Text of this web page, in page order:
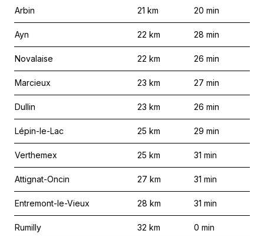
Arbin 21 km 20 min
Ayn 22 km 28 min
Novalaise 22 km 26 min
Marcieux 23 km 27 min
Dullin 23 km 26 min
Lépin-le-Lac 25 km 29 min
Verthemex 25 km 31 min
Attignat-Oncin 27 km 31 min
Entremont-le-Vieux 28 km 31 min
Rumilly 32 km 0 min